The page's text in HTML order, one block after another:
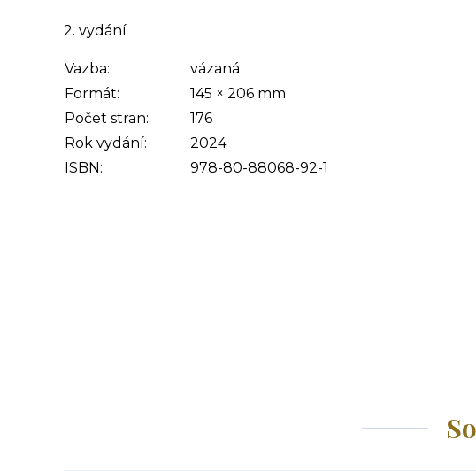
2. vydání
Vazba:
vázaná
Formát:
145 × 206 mm
Počet stran:
176
Rok vydání:
2024
ISBN:
978-80-88068-92-1